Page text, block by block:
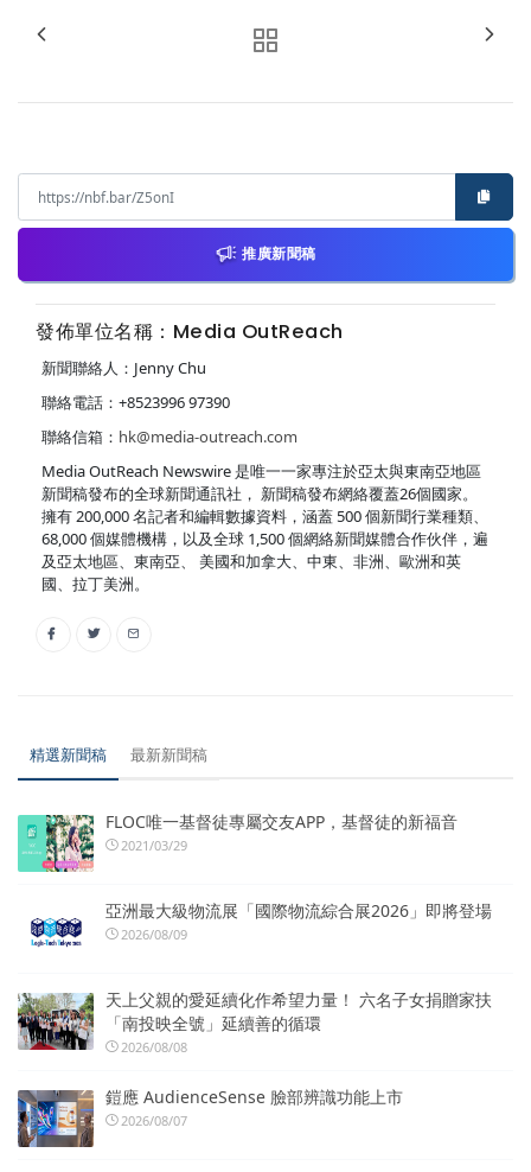
推廣新聞稿
發佈單位名稱：Media OutReach
新聞聯絡人：Jenny Chu
聯絡電話：+8523996 97390
聯絡信箱： hk@media-outreach.com
Media OutReach Newswire 是唯一一家專注於亞太與東南亞地區
新聞稿發布的全球新聞通訊社， 新聞稿發布網絡覆蓋26個國家。
擁有 200,000 名記者和編輯數據資料，涵蓋 500 個新聞行業種類、
68,000 個媒體機構，以及全球 1,500 個網絡新聞媒體合作伙伴，遍
及亞太地區、東南亞、 美國和加拿大、中東、非洲、歐洲和英
國、拉丁美洲。
精選新聞稿 最新新聞稿
FLOC唯一基督徒專屬交友APP，基督徒的新福音
2021/03/29
亞洲最大級物流展「國際物流綜合展2026」即將登場
2026/08/09
天上父親的愛延續化作希望力量！ 六名子女捐贈家扶
「南投映全號」延續善的循環
2026/08/08
鎧應 AudienceSense 臉部辨識功能上市
2026/08/07